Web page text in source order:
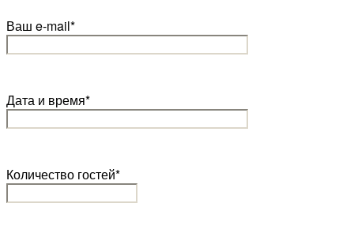
Ваш e-mail*
Дата и время*
Количество гостей*